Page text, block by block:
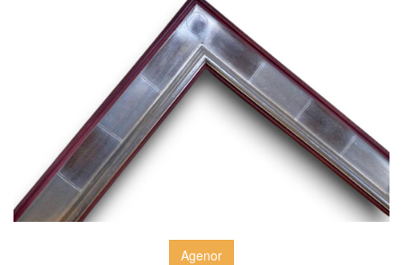
Agenor